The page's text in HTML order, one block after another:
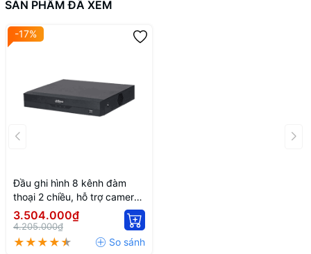
SẢN PHẨM ĐÃ XEM
-17%
Đầu ghi hình 8 kênh đàm
thoại 2 chiều, hỗ trợ camera
HDCVI/TVI/AHD/Analog/IP
DH-XVR5108HS-5M-I3/T
3.504.000₫
4.205.000₫